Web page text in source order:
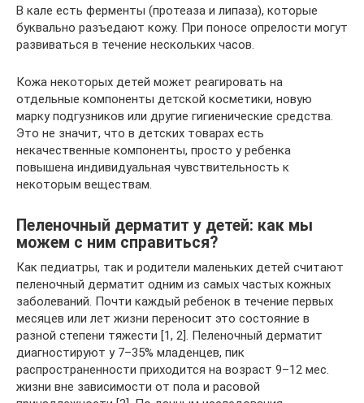
В кале есть ферменты (протеаза и липаза), которые
буквально разъедают кожу. При поносе опрелости могут
развиваться в течение нескольких часов.
Кожа некоторых детей может реагировать на
отдельные компоненты детской косметики, новую
марку подгузников или другие гигиенические средства.
Это не значит, что в детских товарах есть
некачественные компоненты, просто у ребенка
повышена индивидуальная чувствительность к
некоторым веществам.
Пеленочный дерматит у детей: как мы
можем с ним справиться?
Как педиатры, так и родители маленьких детей считают
пеленочный дерматит одним из самых частых кожных
заболеваний. Почти каждый ребенок в течение первых
месяцев или лет жизни переносит это состояние в
разной степени тяжести [1, 2]. Пеленочный дерматит
диагностируют у 7–35% младенцев, пик
распространенности приходится на возраст 9–12 мес.
жизни вне зависимости от пола и расовой